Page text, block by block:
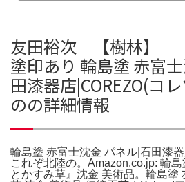
友田裕次 【樹林】
塗印あり 輪島塗 赤富
田漆器店|COREZO(コ
のの詳細情報
輪島塗 赤富士沈金 パネル|石田漆
これぞ北陸の。Amazon.co.jp: 輪
とかすみ草』沈金 美術品。輪島塗